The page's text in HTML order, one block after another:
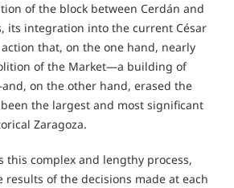
of the block between Cerdán and
its integration into the current César
that, on the one hand, nearly
of the Market—a building of
on the other hand, erased the
the largest and most significant
Zaragoza.
this complex and lengthy process,
of the decisions made at each